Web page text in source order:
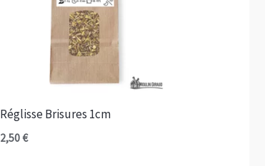
Réglisse Brisures 1cm
2,50€